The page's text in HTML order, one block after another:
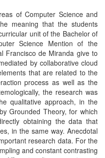
of Computer Science and
meaning that the students
unit of the Bachelor of
Science Mention of the
Francisco de Miranda give to
by collaborative cloud
that are related to the
process as well as the
the research was
qualitative approach, in the
Grounded Theory, for which
obtaining the data that
in the same way. Anecdotal
research data. For the
and constant contrasting